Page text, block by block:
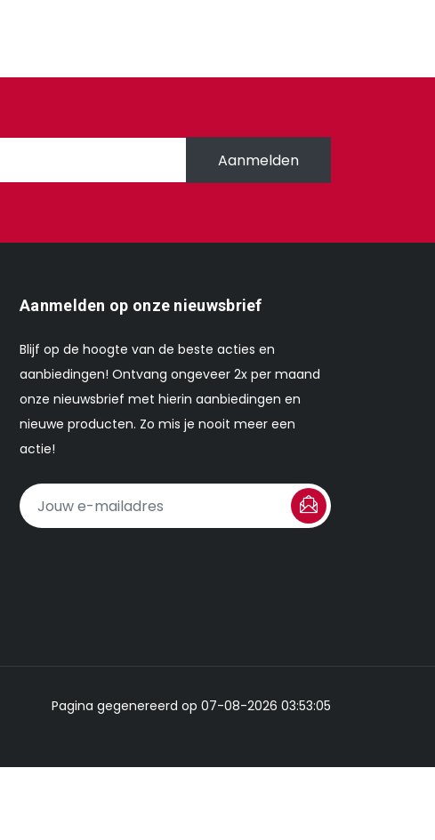
Aanmelden
Aanmelden op onze nieuwsbrief
Blijf op de hoogte van de beste acties en
aanbiedingen! Ontvang ongeveer 2x per maand
onze nieuwsbrief met hierin aanbiedingen en
nieuwe producten. Zo mis je nooit meer een
actie!
Pagina gegenereerd op 07-08-2026 03:53:05